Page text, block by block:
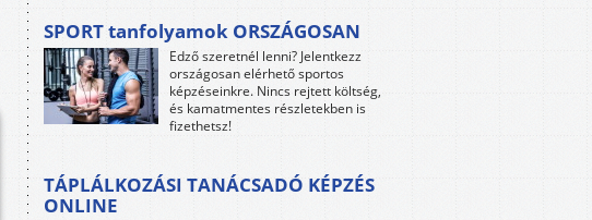
SPORT tanfolyamok ORSZÁGOSAN
Edző szeretnél lenni? Jelentkezz
országosan elérhető sportos
képzéseinkre. Nincs rejtett költség,
és kamatmentes részletekben is
fizethetsz!
TÁPLÁLKOZÁSI TANÁCSADÓ KÉPZÉS
ONLINE